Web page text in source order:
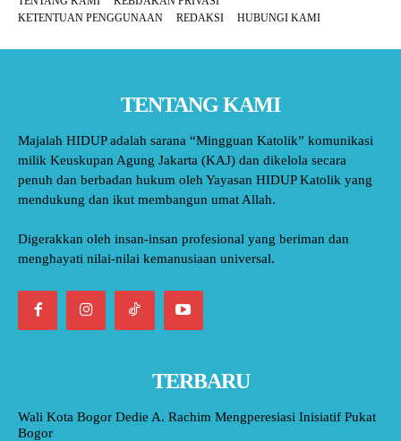
KETENTUAN PENGGUNAAN
REDAKSI HUBUNGI KAMI
TENTANG KAMI
Majalah HIDUP adalah sarana “Mingguan Katolik” komunikasi
milik Keuskupan Agung Jakarta (KAJ) dan dikelola secara
penuh dan berbadan hukum oleh Yayasan HIDUP Katolik yang
mendukung dan ikut membangun umat Allah.
Digerakkan oleh insan-insan profesional yang beriman dan
menghayati nilai-nilai kemanusiaan universal.
TERBARU
Wali Kota Bogor Dedie A. Rachim Mengperesiasi Inisiatif Pukat
Bogor